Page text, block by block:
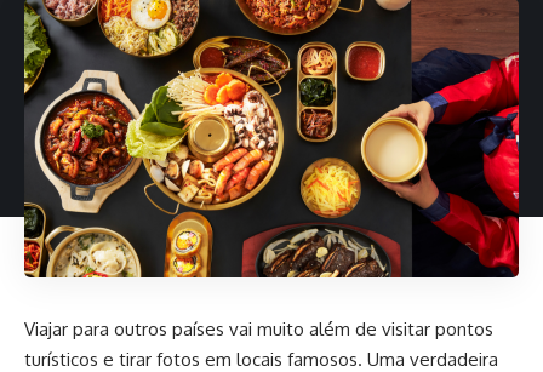
Viajar para outros países vai muito além de visitar pontos
turísticos e tirar fotos em locais famosos. Uma verdadeira